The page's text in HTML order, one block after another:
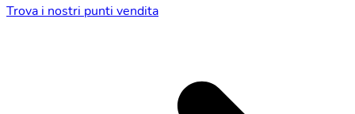
Trova i nostri punti vendita